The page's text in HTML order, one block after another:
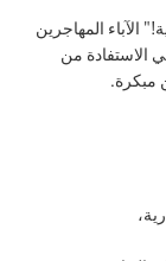
الآباء المهاجرين
الاستفادة من
مبكرة.